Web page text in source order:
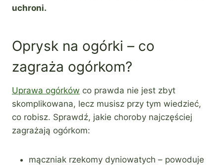
uchroni.
Oprysk na ogórki – co
zagraża ogórkom?
Uprawa ogórków co prawda nie jest zbyt
skomplikowana, lecz musisz przy tym wiedzieć,
co robisz. Sprawdź, jakie choroby najczęściej
zagrażają ogórkom:
mączniak rzekomy dyniowatych – powoduje